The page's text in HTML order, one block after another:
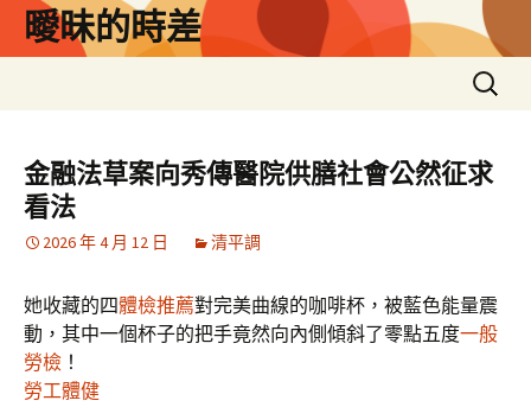
曖昧的時差
搜
尋
鍵
字:
金融法草案向秀傳醫院供膳社會公然征求
看法
2026 年 4 月 12 日 清平調
她收藏的四體檢推薦對完美曲線的咖啡杯，被藍色能量震
動，其中一個杯子的把手竟然向內側傾斜了零點五度一般
勞檢 ！
勞工體健